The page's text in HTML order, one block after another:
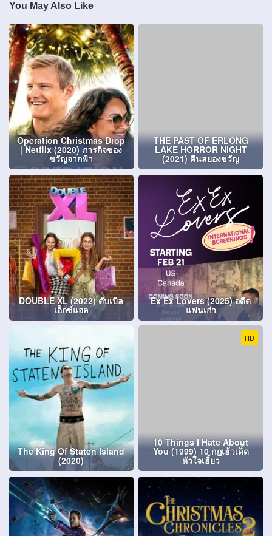
You May Also Like
Operation Christmas Drop
| Netflix (2020) ภารกิจของ
ขวัญจากฟ้า
THE PAST OF ERLONG
LAKE HORROR NIGHT
(2021) คืนสยองขวัญ
DOUBLE XL (2022) ดับเบิล
เอ็กซ์แอล
Ex Ex Lovers (2025) อดีต
แฟนเก่า
The King Of Staten Island
(2020)
HD
10 Things I Hate About
You (1999) 10 กฎเฮ้วเด็ด
หัวใจเฮี้ยว